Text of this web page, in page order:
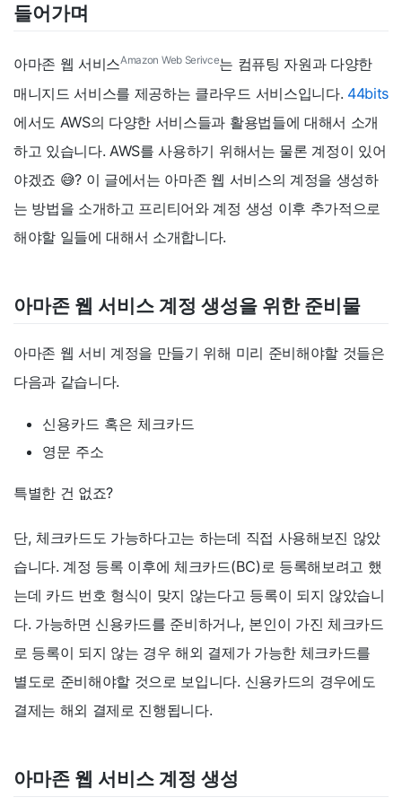
들어가며
아마존 웹 서비스Amazon Web Serivce는 컴퓨팅 자원과 다양한
매니지드 서비스를 제공하는 클라우드 서비스입니다. 44bits
에서도 AWS의 다양한 서비스들과 활용법들에 대해서 소개
하고 있습니다. AWS를 사용하기 위해서는 물론 계정이 있어
야겠죠 😅? 이 글에서는 아마존 웹 서비스의 계정을 생성하
는 방법을 소개하고 프리티어와 계정 생성 이후 추가적으로
해야할 일들에 대해서 소개합니다.
아마존 웹 서비스 계정 생성을 위한 준비물
아마존 웹 서비 계정을 만들기 위해 미리 준비해야할 것들은
다음과 같습니다.
신용카드 혹은 체크카드
영문 주소
특별한 건 없죠?
단, 체크카드도 가능하다고는 하는데 직접 사용해보진 않았
습니다. 계정 등록 이후에 체크카드(BC)로 등록해보려고 했
는데 카드 번호 형식이 맞지 않는다고 등록이 되지 않았습니
다. 가능하면 신용카드를 준비하거나, 본인이 가진 체크카드
로 등록이 되지 않는 경우 해외 결제가 가능한 체크카드를
별도로 준비해야할 것으로 보입니다. 신용카드의 경우에도
결제는 해외 결제로 진행됩니다.
아마존 웹 서비스 계정 생성